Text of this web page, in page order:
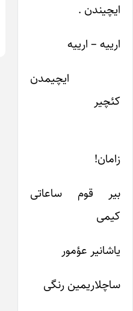
ایچیندن .
ارییه – ارییه
ایچیمدن
کئچیر
زامان!
بیر قوم ساعاتی
کیمی
یاشانیر عؤمور
ساچلاریمین رنگی